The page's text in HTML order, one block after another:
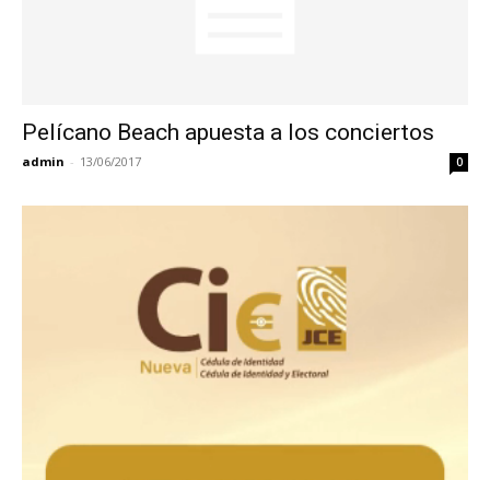
Pelícano Beach apuesta a los conciertos
admin - 13/06/2017 0